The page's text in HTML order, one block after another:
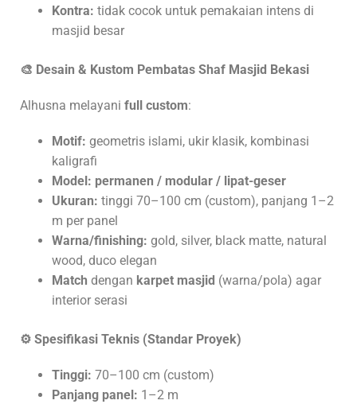
Kontra: tidak cocok untuk pemakaian intens di
masjid besar
🎨 Desain & Kustom Pembatas Shaf Masjid Bekasi
Alhusna melayani full custom:
Motif: geometris islami, ukir klasik, kombinasi
kaligrafi
Model: permanen / modular / lipat-geser
Ukuran: tinggi 70–100 cm (custom), panjang 1–2
m per panel
Warna/finishing: gold, silver, black matte, natural
wood, duco elegan
Match dengan karpet masjid (warna/pola) agar
interior serasi
⚙️ Spesifikasi Teknis (Standar Proyek)
Tinggi: 70–100 cm (custom)
Panjang panel: 1–2 m